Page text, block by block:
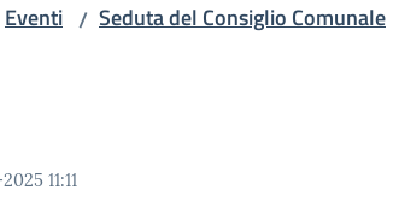
Eventi / Seduta del Consiglio Comunale
11:11